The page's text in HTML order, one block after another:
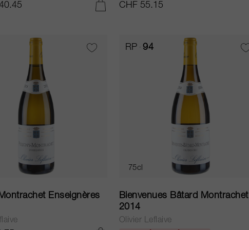
CHF 55.15
Enseignères
RP 94
75cl
Bienvenues Bâtard Montrachet
2014
Olivier Leflaive